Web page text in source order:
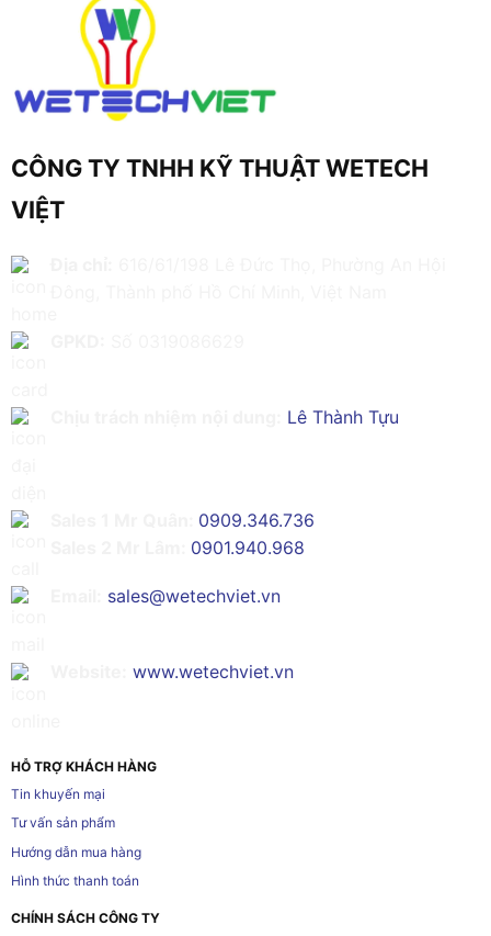
CÔNG TY TNHH KỸ THUẬT WETECH
VIỆT
Lê Thành Tựu
0909.346.736
0901.940.968
sales@wetechviet.vn
www.wetechviet.vn
HỖ TRỢ KHÁCH HÀNG
Tin khuyến mại
Tư vấn sản phẩm
Hướng dẫn mua hàng
Hình thức thanh toán
CHÍNH SÁCH CÔNG TY